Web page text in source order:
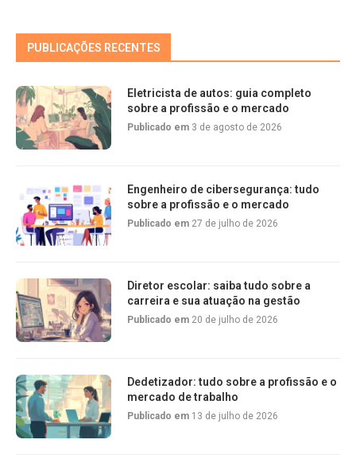
PUBLICAÇÕES RECENTES
Eletricista de autos: guia completo
sobre a profissão e o mercado
Publicado em 3 de agosto de 2026
Engenheiro de cibersegurança: tudo
sobre a profissão e o mercado
Publicado em 27 de julho de 2026
Diretor escolar: saiba tudo sobre a
carreira e sua atuação na gestão
Publicado em 20 de julho de 2026
Dedetizador: tudo sobre a profissão e o
mercado de trabalho
Publicado em 13 de julho de 2026